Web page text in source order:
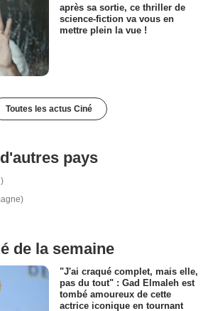
après sa sortie, ce thriller de
science-fiction va vous en
mettre plein la vue !
Toutes les actus Ciné
pays
de la semaine
"J'ai craqué complet, mais elle,
pas du tout" : Gad Elmaleh est
tombé amoureux de cette
actrice iconique en tournant